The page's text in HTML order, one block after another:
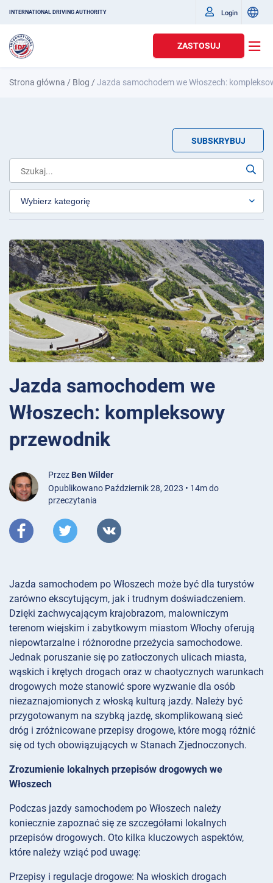
INTERNATIONAL DRIVING AUTHORITY Login
ZASTOSUJ
Strona główna / Blog /Jazda samochodem we Włoszech:
SUBSKRYBUJ
Jazda samochodem we
Włoszech: kompleksowy
przewodnik
Przez Ben Wilder
Opublikowano Październik 28, 2023 • 14m do
przeczytania
Jazda samochodem po Włoszech może być dla turystów
zarówno ekscytującym, jak i trudnym doświadczeniem.
Dzięki zachwycającym krajobrazom, malowniczym
terenom wiejskim i zabytkowym miastom Włochy oferują
niepowtarzalne i różnorodne przeżycia samochodowe.
Jednak poruszanie się po zatłoczonych ulicach miasta,
wąskich i krętych drogach oraz w chaotycznych warunkach
drogowych może stanowić spore wyzwanie dla osób
niezaznajomionych z włoską kulturą jazdy. Należy być
przygotowanym na szybką jazdę, skomplikowaną sieć
dróg i zróżnicowane przepisy drogowe, które mogą różnić
się od tych obowiązujących w Stanach Zjednoczonych.
Zrozumienie lokalnych przepisów drogowych we
Włoszech
Podczas jazdy samochodem po Włoszech należy
koniecznie zapoznać się ze szczegółami lokalnych
przepisów drogowych. Oto kilka kluczowych aspektów,
które należy wziąć pod uwagę:
Przepisy i regulacje drogowe: Na włoskich drogach